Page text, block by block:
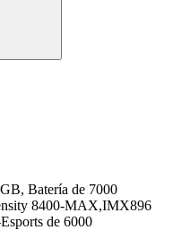
Batería de 7000
8400-MAX,IMX896
de 6000